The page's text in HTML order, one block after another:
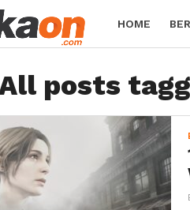
HOME
posts